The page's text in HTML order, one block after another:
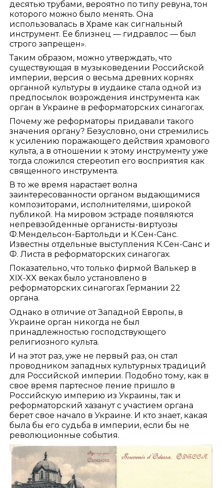
десятью трубами, вероятно по типу ревуна, тон
которого можно было менять. Она
использовалась в Храме как сигнальный
инструмент. Ее близнец — гидравлос — был
строго запрещен».
Таким образом, можно утверждать, что
существующая в музыковедении Российской
империи, версия о весьма древних корнях
органной культуры в иудаике стала одной из
предпосылок возрождения инструмента как
орган в Украине в реформаторских синагогах.
Почему же реформаторы придавали такого
значения органу? Безусловно, они стремились
к усилению поражающего действия храмового
культа, а в отношении к этому инструменту уже
тогда сложился стереотип его восприятия как
священного инструмента.
В то же время нарастает волна
заинтересованности органом выдающимися
композиторами, исполнителями, широкой
публикой. На мировом эстраде появляются
непревзойденные органисты-виртуозы
Ф.Мендельсон-Бартольди и К.Сен-Санс.
Известны отдельные выступления К.Сен-Санс и
Ф. Листа в реформаторских синагогах.
Показательно, что только фирмой Валькер в
XIX-XX веках было установлено в
реформаторских синагогах Германии 22
органа.
Однако в отличие от Западной Европы, в
Украине орган никогда не был
принадлежностью господствующего
религиозного культа.
И на этот раз, уже не первый раз, он стал
проводником западных культурных традиций
для Российской империи. Подобно тому, как в
свое время партесное пение пришло в
Российскую империю из Украины, так и
реформаторский хазанут с участием органа
берет свое начало в Украине. И кто знает, какая
была бы его судьба в империи, если бы не
революционные события.